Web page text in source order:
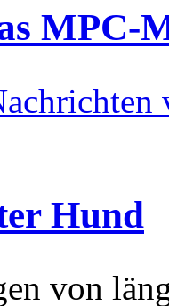
MPC-
Hund
von